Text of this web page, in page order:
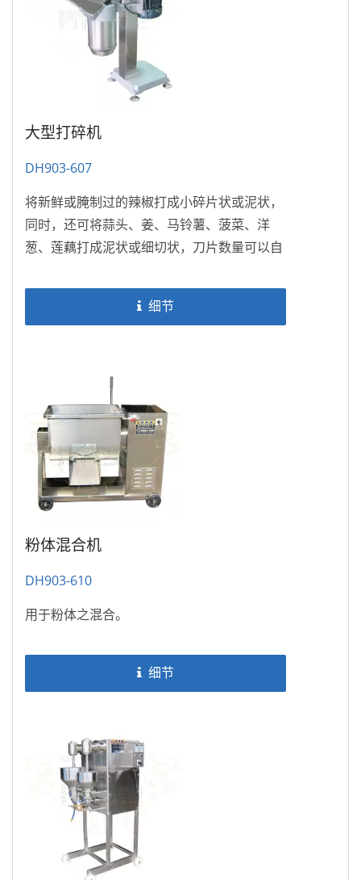
大型打碎机
DH903-607
将新鲜或腌制过的辣椒打成小碎片状或泥状，
同时，还可将蒜头、姜、马铃薯、菠菜、洋
葱、莲藕打成泥状或细切状，刀片数量可以自
等。
细节
粉体混合机
DH903-610
用于粉体之混合。
细节